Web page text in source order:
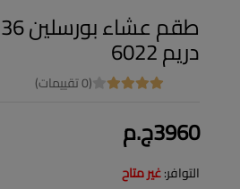
دريم 6022
(0 تقييمات)
3960ج.م
التوافر:غير متاح